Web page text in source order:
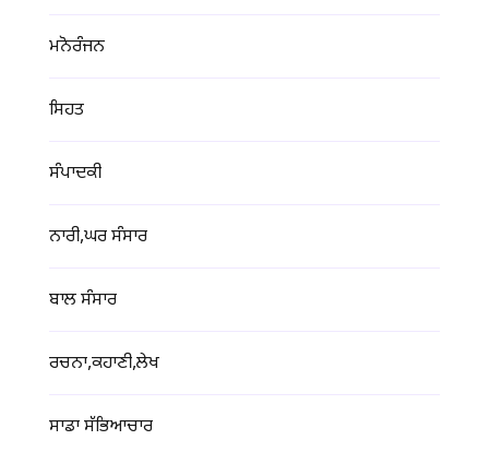
ਮਨੋਰੰਜਨ
ਸਿਹਤ
ਸੰਪਾਦਕੀ
ਨਾਰੀ,ਘਰ ਸੰਸਾਰ
ਬਾਲ ਸੰਸਾਰ
ਰਚਨਾ,ਕਹਾਣੀ,ਲੇਖ
ਸਾਡਾ ਸੱਭਿਆਚਾਰ